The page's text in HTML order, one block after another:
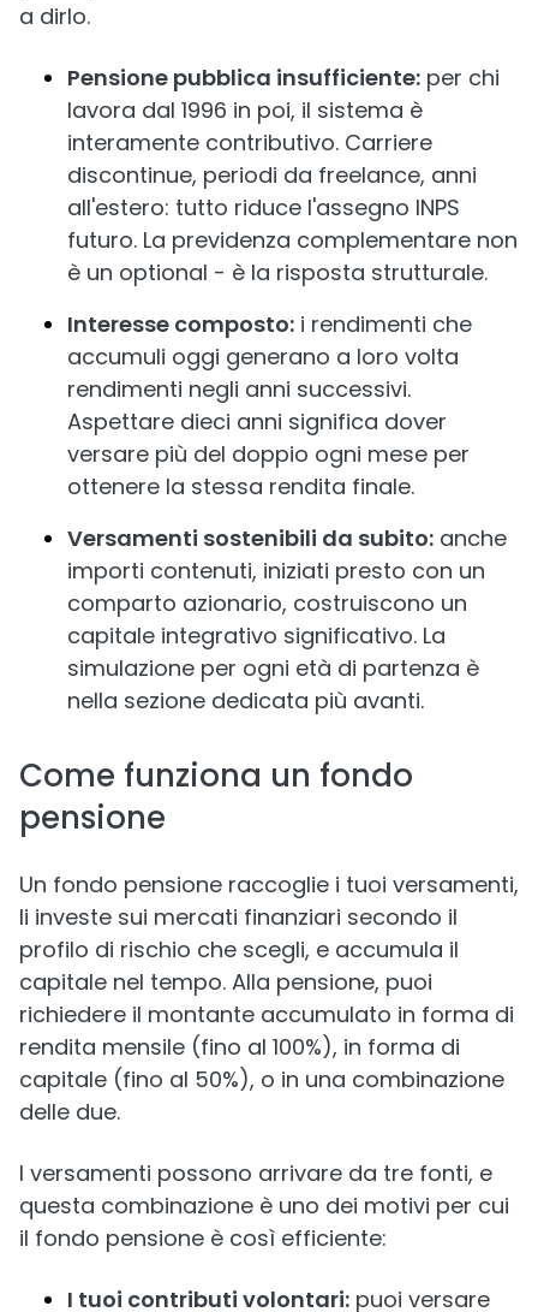
a dirlo.
Pensione pubblica insufficiente: per chi
lavora dal 1996 in poi, il sistema è
interamente contributivo. Carriere
discontinue, periodi da freelance, anni
all'estero: tutto riduce l'assegno INPS
futuro. La previdenza complementare non
è un optional - è la risposta strutturale.
Interesse composto: i rendimenti che
accumuli oggi generano a loro volta
rendimenti negli anni successivi.
Aspettare dieci anni significa dover
versare più del doppio ogni mese per
ottenere la stessa rendita finale.
Versamenti sostenibili da subito: anche
importi contenuti, iniziati presto con un
comparto azionario, costruiscono un
capitale integrativo significativo. La
simulazione per ogni età di partenza è
nella sezione dedicata più avanti.
Come funziona un fondo
pensione
Un fondo pensione raccoglie i tuoi versamenti,
li investe sui mercati finanziari secondo il
profilo di rischio che scegli, e accumula il
capitale nel tempo. Alla pensione, puoi
richiedere il montante accumulato in forma di
rendita mensile (fino al 100%), in forma di
capitale (fino al 50%), o in una combinazione
delle due.
I versamenti possono arrivare da tre fonti, e
questa combinazione è uno dei motivi per cui
il fondo pensione è così efficiente:
I tuoi contributi volontari: puoi versare